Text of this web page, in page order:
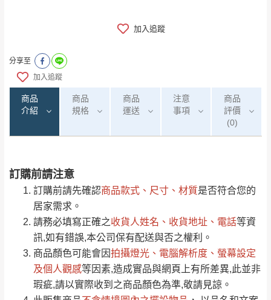
加入追蹤
分享至
加入追蹤
商品
介紹
商品
規格
商品
運送
注意
事項
商品
評價
(0)
訂購前請注意
訂購前請先確認商品款式、尺寸、材質是否符合您的
居家需求。
請務必填寫正確之收貨人姓名、收貨地址、電話等資
訊,如有錯誤,本公司保有配送與否之權利。
商品顏色可能會因拍攝燈光、電腦解析度、螢幕設定
及個人觀感等因素,造成實品與網頁上有所差異,此並非
瑕疵,請以實際收到之商品顏色為準,敬請見諒。
運 費 說 明
運送地區 運送費用
偏遠地區
（請先線上詢問 LINE
→@dershin ）
桃園 復興鄉
注意事項：
由於品項繁多，網頁無法及時更新，如有需
要購買商品，請於出發前來電或到「官方
Line客服」來信確認商品是否有「現貨」與
「金額」。
若商品價格或庫存有異常，商家有權取消訂
單。部分網路商品恕無法更改原設計或客製，敬請
0/5 (0)筆
全部 依評論高至低排列
依評論低至高排列 只顯示附上圖片
只顯示附上評論